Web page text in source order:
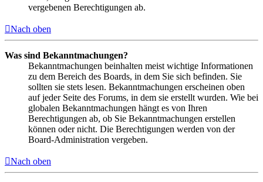
vergebenen Berechtigungen ab.
Nach oben
Was sind Bekanntmachungen?
Bekanntmachungen beinhalten meist wichtige Informationen
zu dem Bereich des Boards, in dem Sie sich befinden. Sie
sollten sie stets lesen. Bekanntmachungen erscheinen oben
auf jeder Seite des Forums, in dem sie erstellt wurden. Wie bei
globalen Bekanntmachungen hängt es von Ihren
Berechtigungen ab, ob Sie Bekanntmachungen erstellen
können oder nicht. Die Berechtigungen werden von der
Board-Administration vergeben.
Nach oben